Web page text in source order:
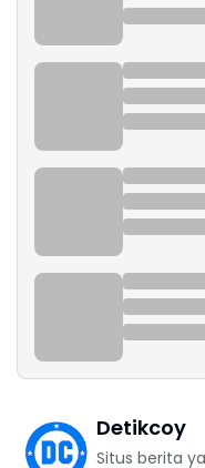
Detikcoy
Situs berita